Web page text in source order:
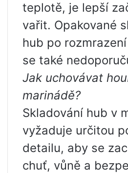
teplotě, je lepší
vařit. Opakované
hub po
se také
Jak uchovávat
marinádě?
Skladování hub v
vyžaduje určitou
detailu, aby se
chuť, vůně a